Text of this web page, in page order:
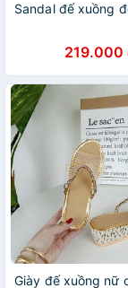
Sandal đế xuồng
219.000
Giày đế xuồng nữ